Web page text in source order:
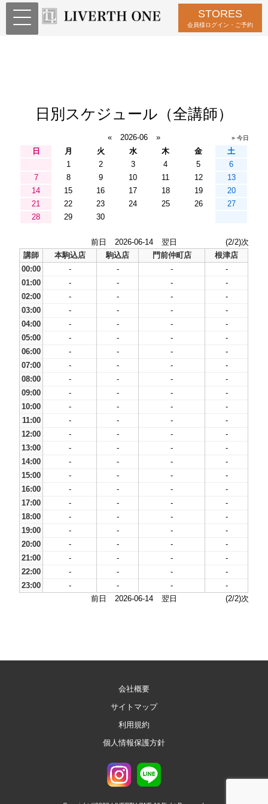
STORES
会員様ログイン・ご予約
日別スケジュール（全講師）
« 2026-06 » » 今日
日 月 火 水 木 金
土
1
2 3 4 5
6
7
8 9 10 11 12
13
14
15 16 17 18 19
20
21
22 23 24 25 26
27
28
29 30
前日 2026-06-14 翌日
(2/2)次
講師
本駒込店 駒込店 門前仲町店
根津店
00:00
- - -
-
01:00
- - -
-
02:00
- - -
-
03:00
- - -
-
04:00
- - -
-
05:00
- - -
-
06:00
- - -
-
07:00
- - -
-
08:00
- - -
-
09:00
- - -
-
10:00
- - -
-
11:00
- - -
-
12:00
- - -
-
13:00
- - -
-
14:00
- - -
-
15:00
- - -
-
16:00
- - -
-
17:00
- - -
-
18:00
- - -
-
19:00
- - -
-
20:00
- - -
-
21:00
- - -
-
22:00
- - -
-
23:00
- - -
-
前日
2026-06-14 翌日 (2/2)次
会社概要
サイトマップ
利用規約
個人情報保護方針